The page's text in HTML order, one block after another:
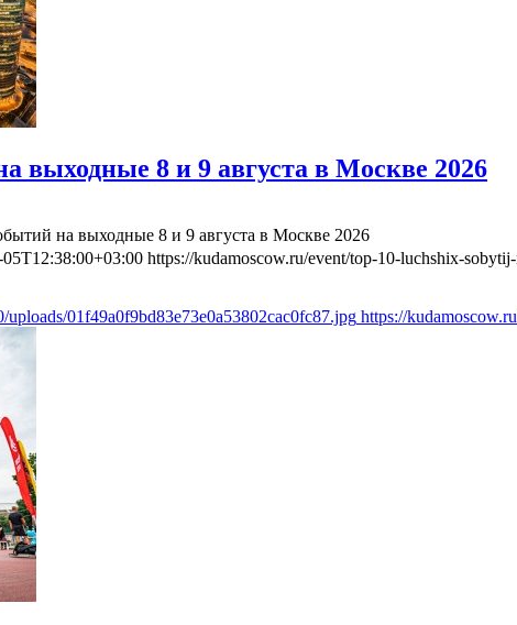
выходные 8 и 9 августа в Москве 2026
на выходные 8 и 9 августа в Москве 2026
05T12:38:00+03:00 https://kudamoscow.ru/event/top-10-luchshix-
01f49a0f9bd83e73e0a53802cac0fc87.jpg https://